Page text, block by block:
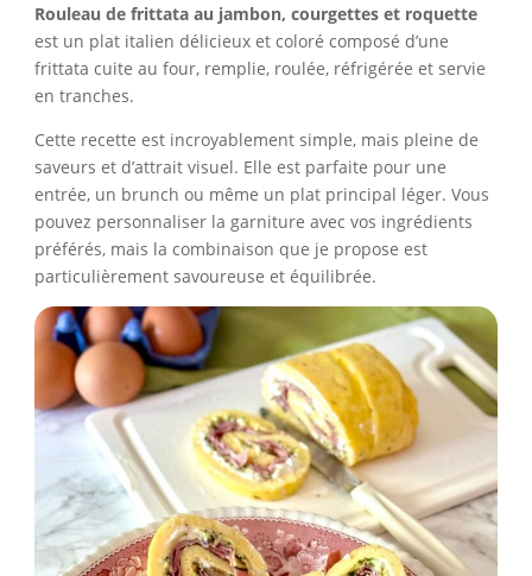
Rouleau de frittata au jambon, courgettes et roquette
est un plat italien délicieux et coloré composé d’une
frittata cuite au four, remplie, roulée, réfrigérée et servie
en tranches.
Cette recette est incroyablement simple, mais pleine de
saveurs et d’attrait visuel. Elle est parfaite pour une
entrée, un brunch ou même un plat principal léger. Vous
pouvez personnaliser la garniture avec vos ingrédients
préférés, mais la combinaison que je propose est
particulièrement savoureuse et équilibrée.